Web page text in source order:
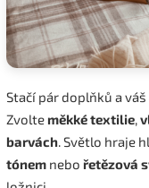
Stačí pár doplňků a
Zvolte měkké textilie,
barvách. Světlo hraje
tónem nebo řetězová